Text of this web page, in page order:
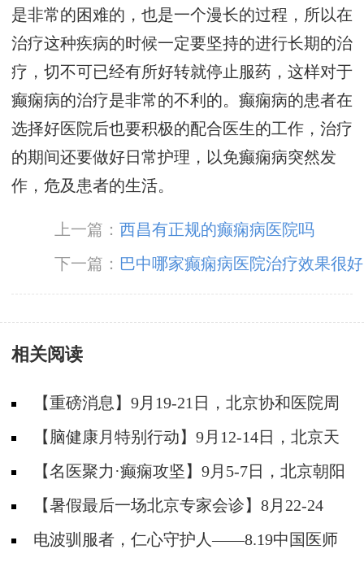
是非常的困难的，也是一个漫长的过程，所以在
治疗这种疾病的时候一定要坚持的进行长期的治
疗，切不可已经有所好转就停止服药，这样对于
癫痫病的治疗是非常的不利的。癫痫病的患者在
选择好医院后也要积极的配合医生的工作，治疗
的期间还要做好日常护理，以免癫痫病突然发
作，危及患者的生活。
上一篇：西昌有正规的癫痫病医院吗
下一篇： 巴中哪家癫痫病医院治疗效果很好
相关阅读
【重磅消息】9月19-21日，北京协和医院周
祥琴教授成都领衔会诊，共筑全年龄段抗癫防
线！
【脑健康月特别行动】9月12-14日，北京天
坛医院杨涛博士免费会诊+超万元援助，护航全
年龄段癫痫患者
【名医聚力·癫痫攻坚】9月5-7日，北京朝阳
医院神经内科周立春博士成都公益会诊，名额有
限，速约！
【暑假最后一场北京专家会诊】8月22-24
日，北京大学首钢医院高伟教授亲临成都免费会
电波驯服者，仁心守护人——8.19中国医师